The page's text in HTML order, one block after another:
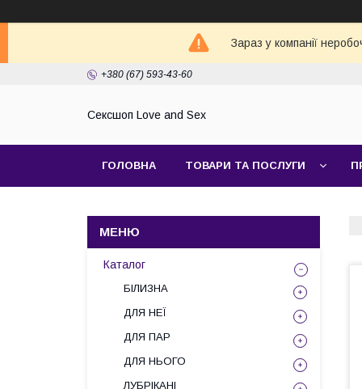
Зараз у компанії
+380 (67) 593-43-60
Сексшоп Love and Sex
ГОЛОВНА ТОВАРИ ТА ПОСЛУГИ
Каталог
БІЛИЗНА
ДЛЯ НЕЇ
ДЛЯ ПАР
ДЛЯ НЬОГО
ЛУБРІКАНІ